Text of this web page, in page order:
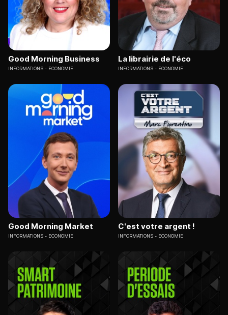
Good Morning Business
INFORMATIONS ECONOMIE
La librairie de l'éco
INFORMATIONS ECONOMIE
Good Morning Market
INFORMATIONS ECONOMIE
C'est votre argent !
INFORMATIONS ECONOMIE